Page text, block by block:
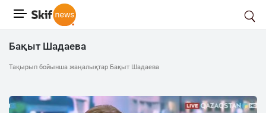
Бақыт Шадаева
Тақырып бойынша жаңалықтар Бақыт Шадаева